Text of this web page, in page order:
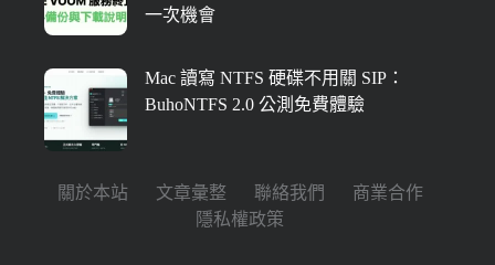
一次機會
Mac 讀寫 NTFS 硬碟不用關 SIP：
BuhoNTFS 2.0 公測免費體驗
關於本站 文章彙整 聯絡我們
商業合作
隱私權政策